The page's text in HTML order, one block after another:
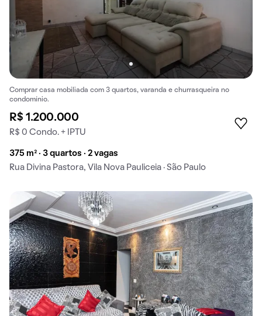
Comprar casa mobiliada com 3 quartos, varanda e churrasqueira no
condomínio.
R$ 1.200.000
R$ 0 Condo. + IPTU
375 m² · 3 quartos · 2 vagas
Rua Divina Pastora, Vila Nova Pauliceia · São Paulo